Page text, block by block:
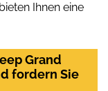
Ihnen eine
Grand
fordern Sie